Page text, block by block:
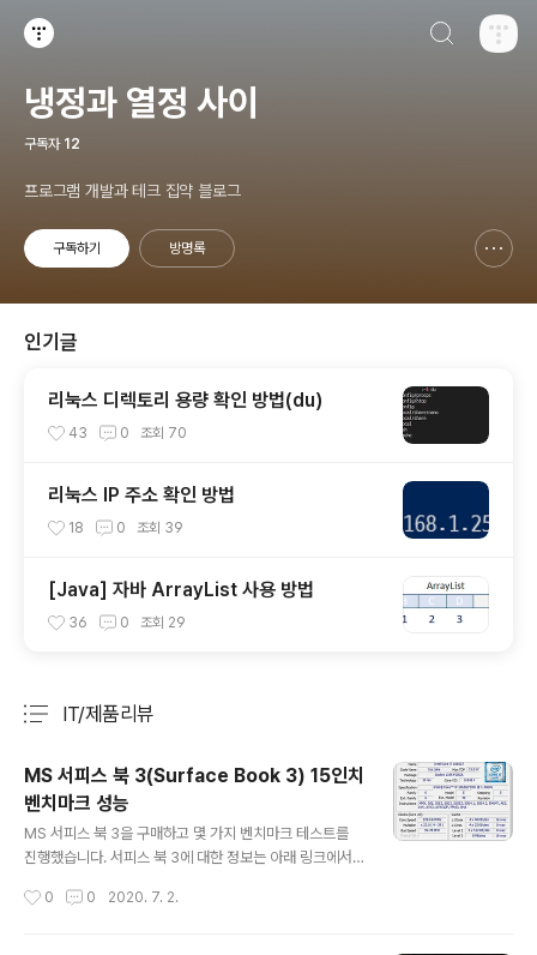
냉정과 열정 사이
구독자 12
프로그램 개발과 테크 집약 블로그
구독하기 방명록
인기글
리눅스 디렉토리 용량 확인 방법(du)
43 0 조회 70
리눅스 IP 주소 확인 방법
18 0 조회 39
[Java] 자바 ArrayList 사용 방법
36 0 조회 29
IT/제품리뷰
MS 서피스 북 3(Surface Book 3) 15인치
벤치마크 성능
MS 서피스 북 3을 구매하고 몇 가지 벤치마크 테스트를
진행했습니다. 서피스 북 3에 대한 정보는 아래 링크에서
보다 내실을 다진 MS 서피스 북 3(Surface Book 3) 외
0 0 2020. 7. 2.